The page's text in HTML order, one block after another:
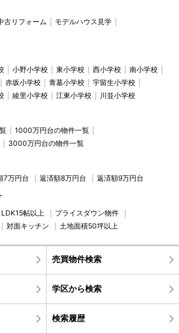
古リフォーム
モデルハウス見学
小野小学校 東小学校 西小学校
南小学校
赤坂小学校 青墓小学校
宇留生小学校
綾里小学校 江東小学校 川並小学校
1000万円台の物件一覧
3000万円台の物件一覧
7万円台 返済額8万円台 返済額9万円台
LDK15帖以上
プライスダウン物件
対面キッチン 土地面積50坪以上
売買物件検索
学区から検索
検索履歴